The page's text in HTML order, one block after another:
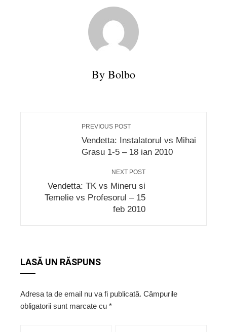
By Bolbo
PREVIOUS POST
Vendetta: Instalatorul vs Mihai
Grasu 1-5 – 18 ian 2010
NEXT POST
Vendetta: TK vs Mineru si
Temelie vs Profesorul – 15
feb 2010
LASĂ UN RĂSPUNS
Adresa ta de email nu va fi publicată. Câmpurile
obligatorii sunt marcate cu *